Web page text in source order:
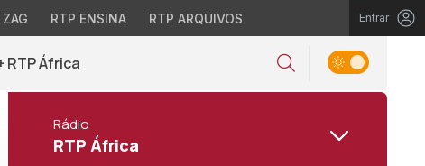
RTP ENSINA RTP ARQUIVOS Entrar
RTP África
Rádio
RTP África